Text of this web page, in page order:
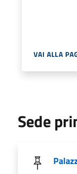
VAI ALLA
Sede